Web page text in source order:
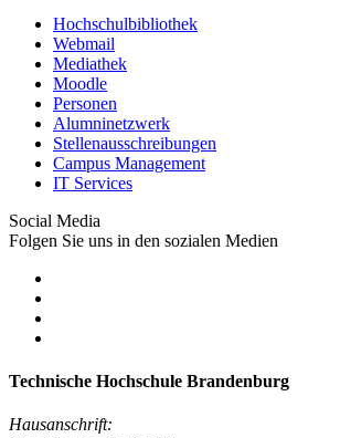
Hochschulbibliothek
Webmail
Mediathek
Moodle
Personen
Alumninetzwerk
Stellenausschreibungen
Campus Management
IT Services
Social Media
Folgen Sie uns in den sozialen Medien
Technische Hochschule Brandenburg
Hausanschrift: